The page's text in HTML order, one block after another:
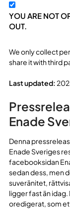
YOU ARE NOT
OUT.
We only collect
share it with third
Last updated:
Enade
Denna
Enade Sveriges
facebooksidan
sedan dess, men
suveränitet,
ligger fast än
oredigerat, som